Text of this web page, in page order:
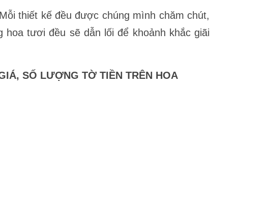
thiết kế đều được chúng mình chăm chút,
tươi đều sẽ dẫn lối để khoảnh khắc giãi
SỐ LƯỢNG TỜ TIỀN TRÊN HOA